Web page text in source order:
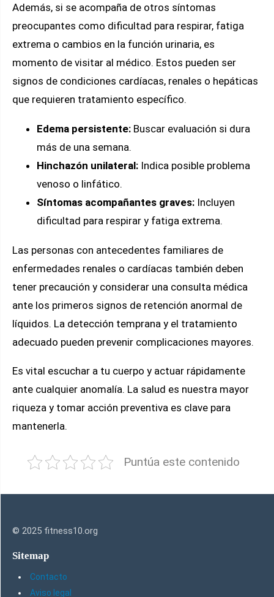
Además, si se acompaña de otros síntomas
preocupantes como dificultad para respirar, fatiga
extrema o cambios en la función urinaria, es
momento de visitar al médico. Estos pueden ser
signos de condiciones cardíacas, renales o hepáticas
que requieren tratamiento específico.
Edema persistente: Buscar evaluación si dura
más de una semana.
Hinchazón unilateral: Indica posible problema
venoso o linfático.
Síntomas acompañantes graves: Incluyen
dificultad para respirar y fatiga extrema.
Las personas con antecedentes familiares de
enfermedades renales o cardíacas también deben
tener precaución y considerar una consulta médica
ante los primeros signos de retención anormal de
líquidos. La detección temprana y el tratamiento
adecuado pueden prevenir complicaciones mayores.
Es vital escuchar a tu cuerpo y actuar rápidamente
ante cualquier anomalía. La salud es nuestra mayor
riqueza y tomar acción preventiva es clave para
mantenerla.
Puntúa este contenido
© 2025 fitness10.org
Sitemap
Contacto
Aviso legal